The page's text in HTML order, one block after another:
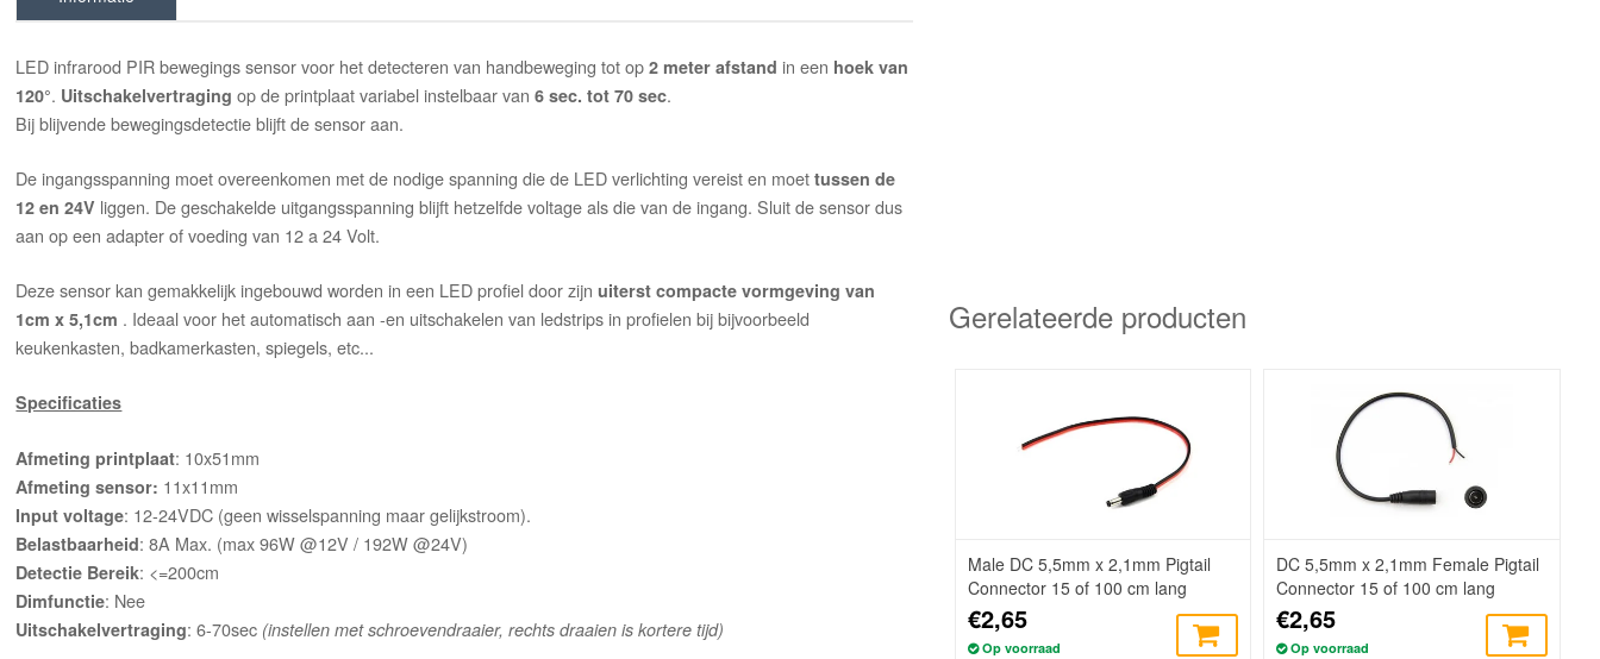
LED infrarood PIR bewegings sensor voor het detecteren van handbeweging tot op2 meter afstand in een hoek van
120°. Uitschakelvertraging op de printplaat variabel instelbaar van6 sec. tot 70 sec.
Bij blijvende bewegingsdetectie blijft de sensor aan.
De ingangsspanning moet overeenkomen met de nodige spanning die de LED verlichting vereist en moettussen de
12 en 24V liggen. De geschakelde uitgangsspanning blijft hetzelfde voltage als die van de ingang. Sluit de sensor dus
aan op een adapter of voeding van 12 a 24 Volt.
Deze sensor kan gemakkelijk ingebouwd worden in een LED profiel door zijnuiterst compacte vormgeving van
1cm x 5,1cm . Ideaal voor het automatisch aan -en uitschakelen van ledstrips in profielen bij bijvoorbeeld
keukenkasten, badkamerkasten, spiegels, etc...
Specificaties
Afmeting printplaat: 10x51mm
Afmeting sensor: 11x11mm
Input voltage: 12-24VDC (geen wisselspanning maar gelijkstroom).
Belastbaarheid: 8A Max. (max 96W @12V / 192W @24V)
Detectie Bereik: <=200cm
Dimfunctie: Nee
Uitschakelvertraging: 6-70sec (instellen met schroevendraaier, rechts draaien is kortere tijd)
Gerelateerde producten
Male DC 5,5mm x 2,1mm Pigtail
Connector 15 of 100 cm lang
€2,65
Op voorraad
DC 5,5mm x 2,1mm Female Pigtail
Connector 15 of 100 cm lang
€2,65
Op voorraad